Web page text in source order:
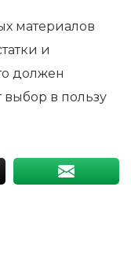
материалов
и
должен
выбор в пользу